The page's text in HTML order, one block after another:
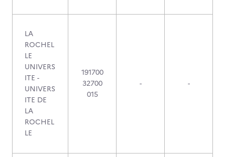
LA
ROCHEL
LE
UNIVERS
ITE -
UNIVERS
ITE DE
LA
ROCHEL
LE
191700
32700
015
- -